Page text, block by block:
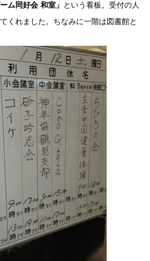
ム同好会 和室」 という看板。受付の人
くれました。ちなみに一階は図書館と